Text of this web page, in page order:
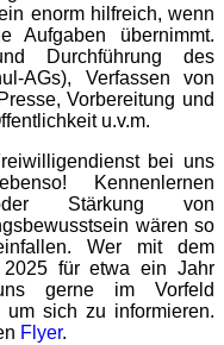
enorm hilfreich, wenn
Aufgaben übernimmt.
Durchführung des
AGs), Verfassen von
Vorbereitung und
u.v.m.
bei uns
Kennenlernen
Stärkung von
wären so
Wer mit dem
für etwa ein Jahr
gerne im Vorfeld
um sich zu informieren.
Flyer.